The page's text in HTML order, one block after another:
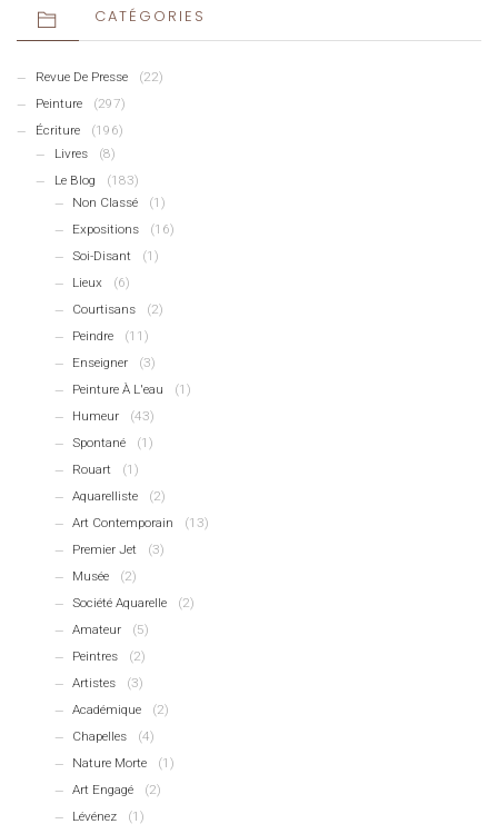
CATÉGORIES
Revue De Presse
(22)
Peinture
(297)
Écriture
(196)
Livres
(8)
Le Blog
(183)
Non Classé
(1)
Expositions
(16)
Soi-Disant
(1)
Lieux
(6)
Courtisans
(2)
Peindre
(11)
Enseigner
(3)
Peinture À L'eau
(1)
Humeur
(43)
Spontané
(1)
Rouart
(1)
Aquarelliste
(2)
Art Contemporain
(13)
Premier Jet
(3)
Musée
(2)
Société Aquarelle
(2)
Amateur
(5)
Peintres
(2)
Artistes
(3)
Académique
(2)
Chapelles
(4)
Nature Morte
(1)
Art Engagé
(2)
Lévénez
(1)